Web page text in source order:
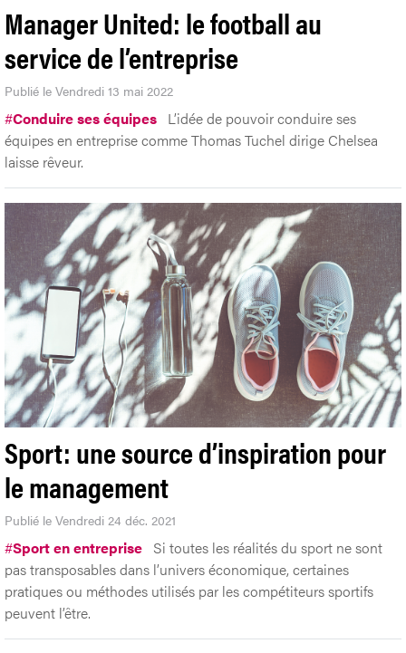
Manager United: le football au
service de l’entreprise
Publié le Vendredi 13 mai 2022
#Conduire ses équipes L’idée de pouvoir conduire ses
équipes en entreprise comme Thomas Tuchel dirige Chelsea
laisse rêveur.
Sport: une source d’inspiration pour
le management
Publié le Vendredi 24 déc. 2021
#Sport en entreprise Si toutes les réalités du sport ne sont
pas transposables dans l’univers économique, certaines
pratiques ou méthodes utilisés par les compétiteurs sportifs
peuvent l’être.